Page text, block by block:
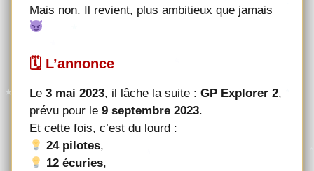
Mais non. Il revient, plus ambitieux que jamais
🗓 L’annonce
Le 3 mai 2023, il lâche la suite : GP Explorer 2,
prévu pour le 9 septembre 2023.
Et cette fois, c’est du lourd :
24 pilotes,
12 écuries,